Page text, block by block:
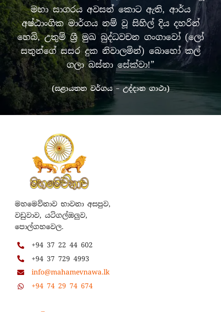
මහා සාගරය අවසන් කොට ඇති, ආර්ය
අෂ්ඨාංගික මාර්ගය නම් වූ සිහිල් දිය දහරින්
හෙබි, උතුම් ශ්‍රී මුඛ බුද්ධවචන ගංගාවෝ (ලෝ
සතුන්ගේ සසර දුක නිවාලමින්) බොහෝ කල්
ගලා බස්නා සේක්වා!”
(සළායතන වර්ගය – උද්දාන ගාථා)
මහමෙව්නාව භාවනා අසපුව,
වඩුවාව, යටිගල්ඔලුව,
පොල්ගහවෙල.
+94 37 22 44 602
+94 37 729 4993
info@mahamevnawa.lk
+94 74 29 74 674